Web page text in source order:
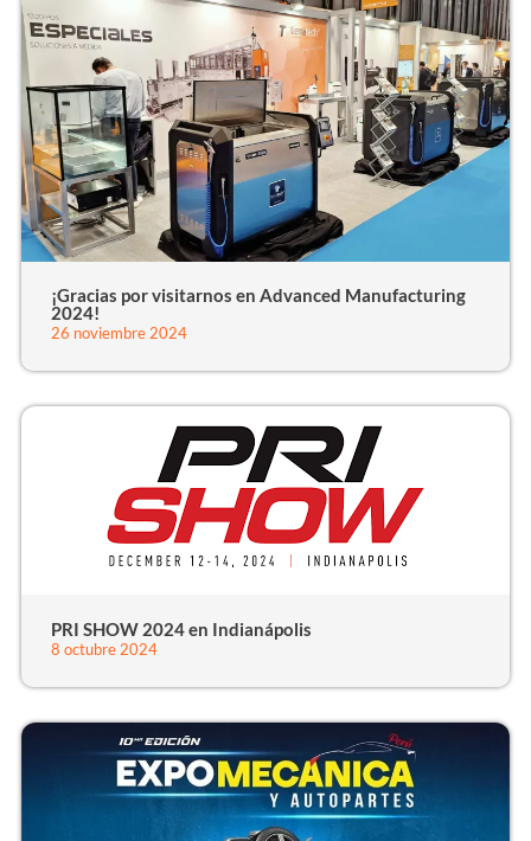
¡Gracias por visitarnos en Advanced Manufacturing
2024!
26 noviembre 2024
PRI SHOW 2024 en Indianápolis
8 octubre 2024